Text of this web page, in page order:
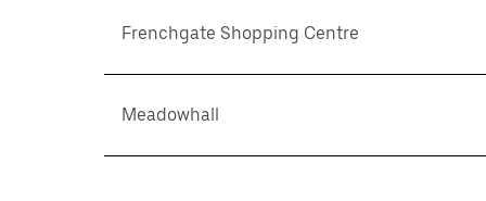
Frenchgate Shopping Centre
Meadowhall